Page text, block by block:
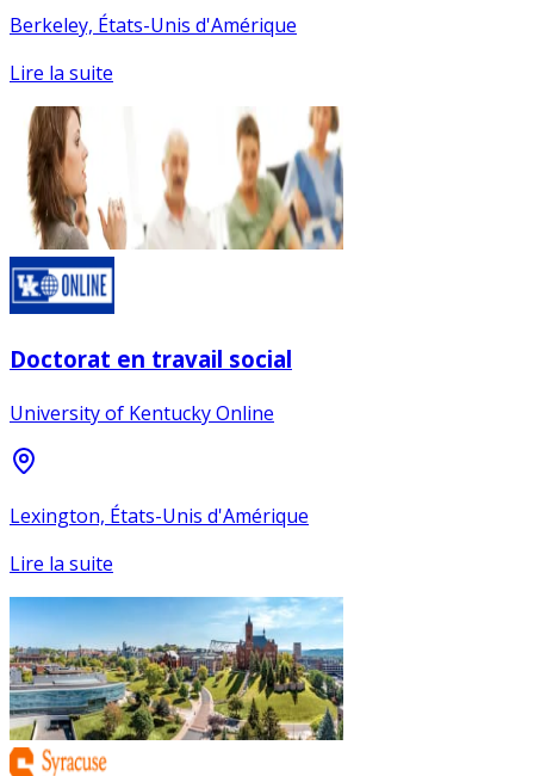
Berkeley, États-Unis d'Amérique
Lire la suite
Doctorat en travail social
University of Kentucky Online
Lexington, États-Unis d'Amérique
Lire la suite